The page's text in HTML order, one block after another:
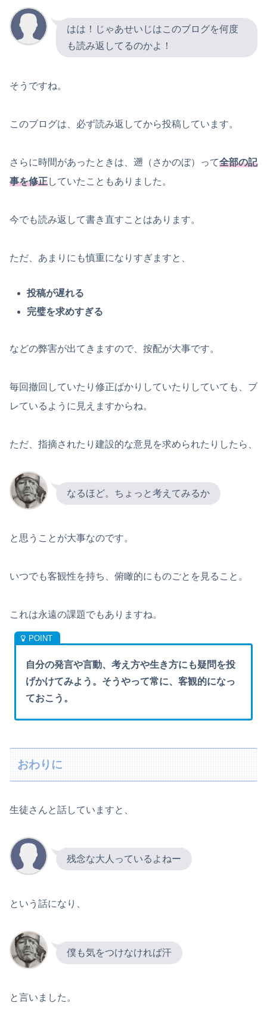
はは！じゃあせいじはこのブログを何度
も読み返してるのかよ！
そうですね。
このブログは、必ず読み返してから投稿しています。
さらに時間があったときは、遡（さかのぼ）って全部の記
事を修正していたこともありました。
今でも読み返して書き直すことはあります。
ただ、あまりにも慎重になりすぎますと、
投稿が遅れる
完璧を求めすぎる
などの弊害が出てきますので、按配が大事です。
毎回撤回していたり修正ばかりしていたりしていても、ブ
レているように見えますからね。
ただ、指摘されたり建設的な意見を求められたりしたら、
なるほど。ちょっと考えてみるか
と思うことが大事なのです。
いつでも客観性を持ち、俯瞰的にものごとを見ること。
これは永遠の課題でもありますね。
自分の発言や言動、考え方や生き方にも疑問を投
げかけてみよう。そうやって常に、客観的になっ
ておこう。
おわりに
生徒さんと話していますと、
残念な大人っているよねー
という話になり、
僕も気をつけなければ汗
と言いました。